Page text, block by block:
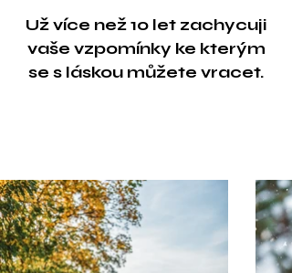
Už více než 10 let zachycuji
vaše vzpomínky ke kterým
se s láskou můžete vracet.